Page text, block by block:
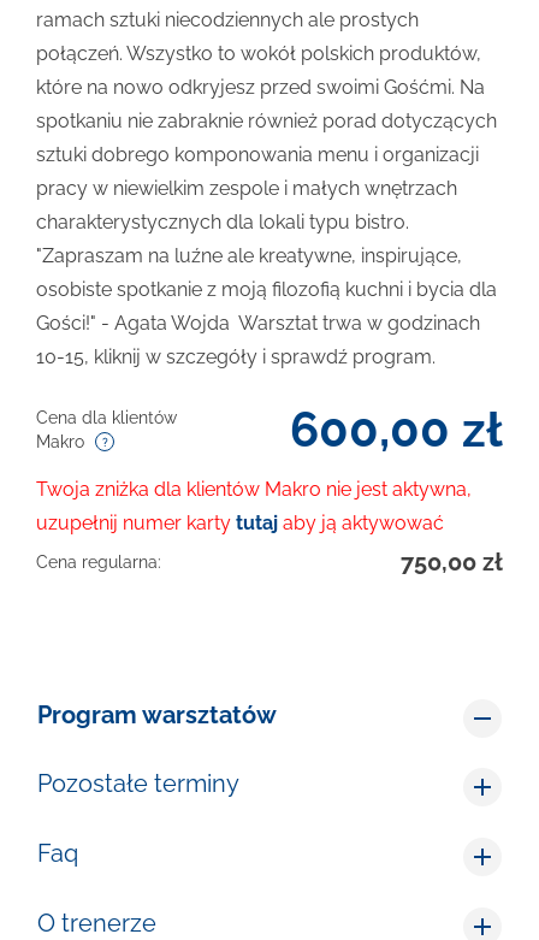
Cena dla klientów
Makro
600,00 zł
Twoja zniżka dla klientów Makro nie jest aktywna,
uzupełnij numer karty tutaj aby ją aktywować
Cena regularna: 750,00 zł
ramach sztuki niecodziennych ale prostych
połączeń. Wszystko to wokół polskich produktów,
które na nowo odkryjesz przed swoimi Gośćmi. Na
spotkaniu nie zabraknie również porad dotyczących
sztuki dobrego komponowania menu i organizacji
pracy w niewielkim zespole i małych wnętrzach
charakterystycznych dla lokali typu bistro.
"Zapraszam na luźne ale kreatywne, inspirujące,
osobiste spotkanie z moją filozofią kuchni i bycia dla
Gości!" - Agata Wojda Warsztat trwa w godzinach
10-15, kliknij w szczegóły i sprawdź program.
Program warsztatów
Pozostałe terminy
Faq
O trenerze